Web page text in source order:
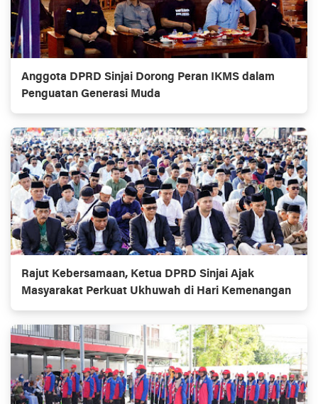
Anggota DPRD Sinjai Dorong Peran IKMS dalam
Penguatan Generasi Muda
Rajut Kebersamaan, Ketua DPRD Sinjai Ajak
Masyarakat Perkuat Ukhuwah di Hari Kemenangan